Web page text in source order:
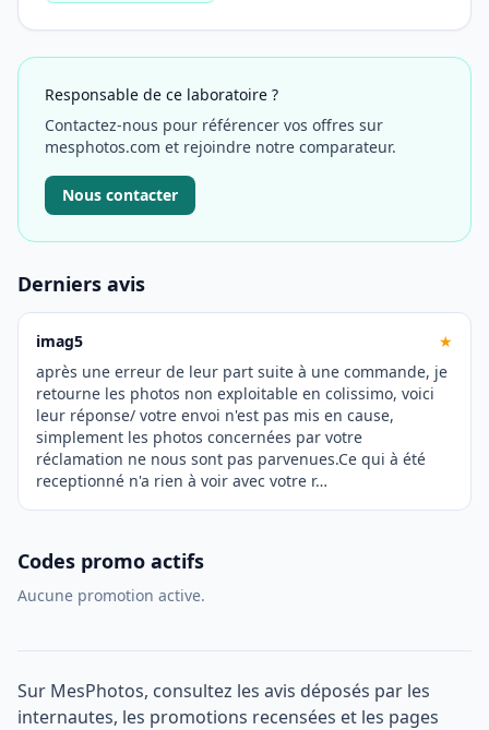
Responsable de ce laboratoire ?
Contactez-nous pour référencer vos offres sur
mesphotos.com et rejoindre notre comparateur.
Nous contacter
Derniers avis
imag5
★
après une erreur de leur part suite à une commande, je
retourne les photos non exploitable en colissimo, voici
leur réponse/ votre envoi n'est pas mis en cause,
simplement les photos concernées par votre
réclamation ne nous sont pas parvenues.Ce qui à été
receptionné n'a rien à voir avec votre r…
Codes promo actifs
Aucune promotion active.
Sur MesPhotos, consultez les avis déposés par les
internautes, les promotions recensées et les pages